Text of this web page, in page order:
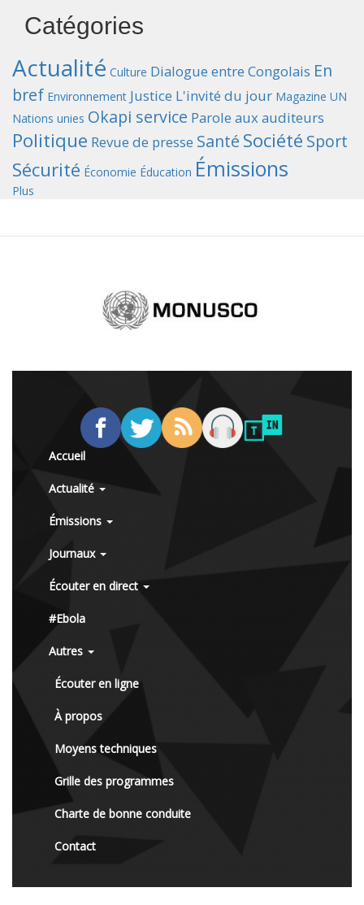
Catégories
Actualité Culture Dialogue entre Congolais En
bref Environnement Justice L'invité du jour Magazine UN
Nations unies Okapi service Parole aux auditeurs
Politique Revue de presse Santé Société Sport
Sécurité Économie Éducation Émissions
Plus
Accueil
Actualité
Émissions
Journaux
Écouter en direct
#Ebola
Autres
Écouter en ligne
À propos
Moyens techniques
Grille des programmes
Charte de bonne conduite
Contact